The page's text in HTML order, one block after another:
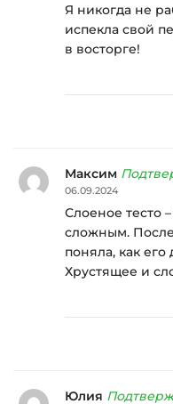
Я никогда не
испекла свой
в восторге!
Максим
06.09.2024
Слоеное тесто
сложным. После
поняла, как его
Хрустящее и
Юлия